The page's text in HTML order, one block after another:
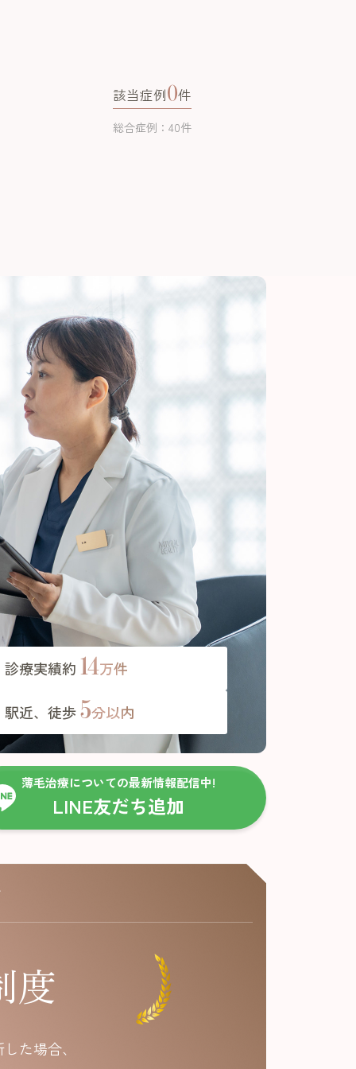
該当症例0件
総合症例：40件
診療実績約 14万件
駅近、徒歩5分以内
薄毛治療についての最新情報配信中!
LINE友だち追加
度
た場合、